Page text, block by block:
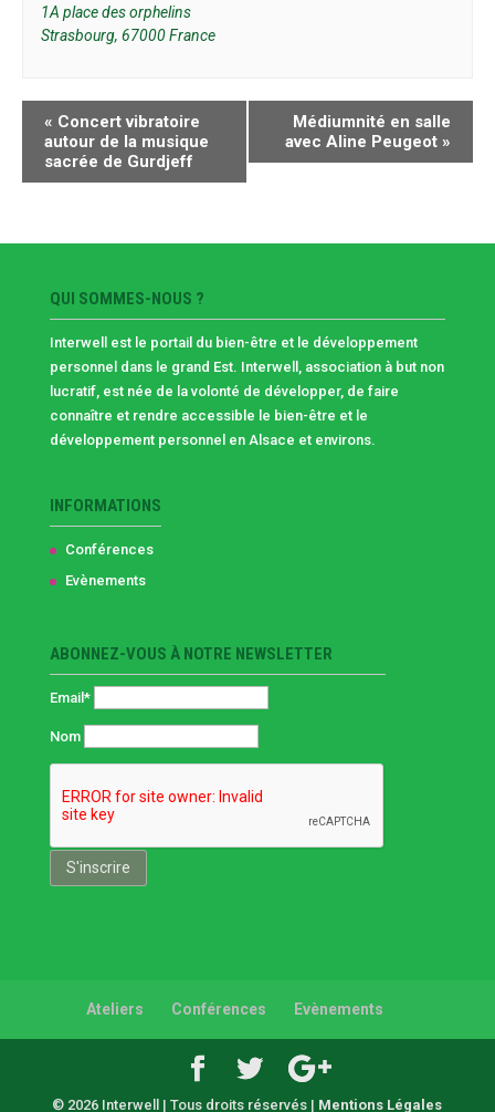
1A place des orphelins
Strasbourg, 67000 France
NAVIGATION
ÉVÈNEMENT
« Concert vibratoire
autour de la musique
sacrée de Gurdjeff
Médiumnité en salle
avec Aline Peugeot »
QUI SOMMES-NOUS ?
Interwell est le portail du bien-être et le développement
personnel dans le grand Est. Interwell, association à but non
lucratif, est née de la volonté de développer, de faire
connaître et rendre accessible le bien-être et le
développement personnel en Alsace et environs.
INFORMATIONS
Conférences
Evènements
ABONNEZ-VOUS À NOTRE NEWSLETTER
Email*
Nom
Ateliers Conférences Evènements
© 2026 Interwell | Tous droits réservés | Mentions Légales